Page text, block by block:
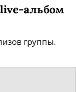
альбом
группы.